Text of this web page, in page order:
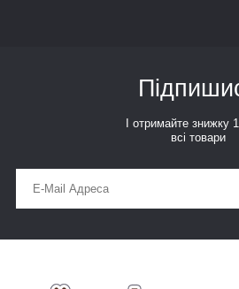
І отримайте знижку
всі товари